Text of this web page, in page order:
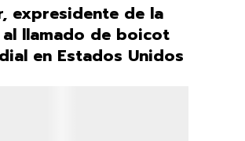
expresidente de la
al llamado de boicot
en Estados Unidos